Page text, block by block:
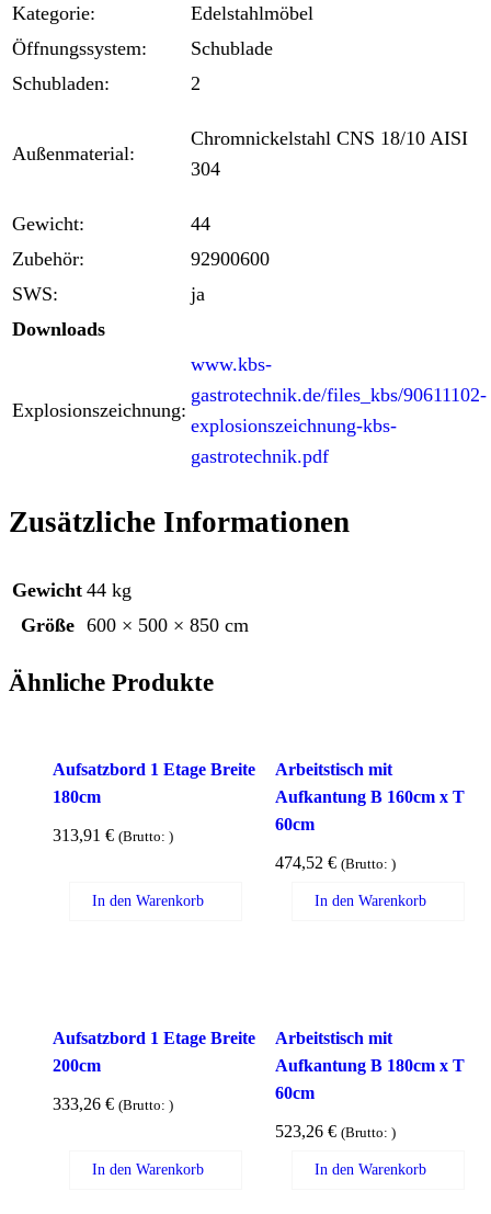
Kategorie:
Edelstahlmöbel
Öffnungssystem:
Schublade
Schubladen:
2
Außenmaterial:
Chromnickelstahl CNS 18/10 AISI
304
Gewicht:
44
Zubehör:
92900600
SWS:
ja
Downloads
Explosionszeichnung:
www.kbs-
gastrotechnik.de/files_kbs/90611102-
explosionszeichnung-kbs-
gastrotechnik.pdf
Zusätzliche Informationen
Gewicht 44 kg
Größe 600 × 500 × 850 cm
Ähnliche Produkte
Aufsatzbord 1 Etage Breite
180cm
313,91 € (Brutto: )
In den Warenkorb
Arbeitstisch mit
Aufkantung B 160cm x T
60cm
474,52€ (Brutto:)
In den Warenkorb
Aufsatzbord 1 Etage Breite
200cm
333,26 € (Brutto: )
In den Warenkorb
Arbeitstisch mit
Aufkantung B 180cm x T
60cm
523,26€ (Brutto:)
In den Warenkorb